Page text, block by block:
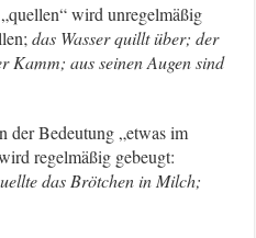
wird unregelmäßig
das Wasser quillt über; der
Kamm; aus seinen Augen sind
der Bedeutung „etwas im
regelmäßig gebeugt:
das Brötchen in Milch;